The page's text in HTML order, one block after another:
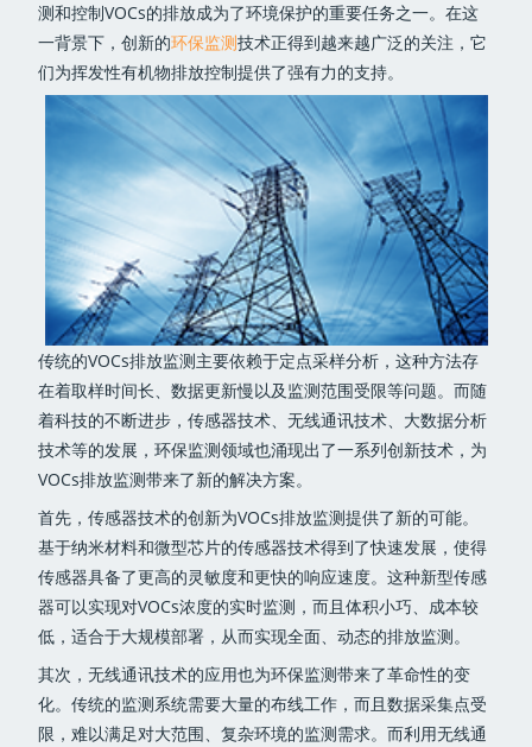
测和控制VOCs的排放成为了环境保护的重要任务之一。在这
一背景下，创新的环保监测技术正得到越来越广泛的关注，它
们为挥发性有机物排放控制提供了强有力的支持。
传统的VOCs排放监测主要依赖于定点采样分析，这种方法存
在着取样时间长、数据更新慢以及监测范围受限等问题。而随
着科技的不断进步，传感器技术、无线通讯技术、大数据分析
技术等的发展，环保监测领域也涌现出了一系列创新技术，为
VOCs排放监测带来了新的解决方案。
首先，传感器技术的创新为VOCs排放监测提供了新的可能。
基于纳米材料和微型芯片的传感器技术得到了快速发展，使得
传感器具备了更高的灵敏度和更快的响应速度。这种新型传感
器可以实现对VOCs浓度的实时监测，而且体积小巧、成本较
低，适合于大规模部署，从而实现全面、动态的排放监测。
其次，无线通讯技术的应用也为环保监测带来了革命性的变
化。传统的监测系统需要大量的布线工作，而且数据采集点受
限，难以满足对大范围、复杂环境的监测需求。而利用无线通